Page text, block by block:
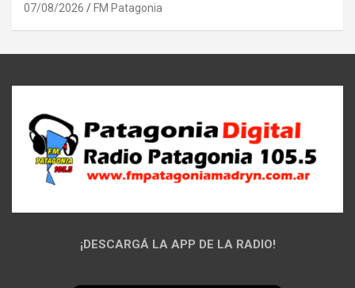
07/08/2026 FM Patagonia
¡DESCARGÁ LA APP DE LA RADIO!